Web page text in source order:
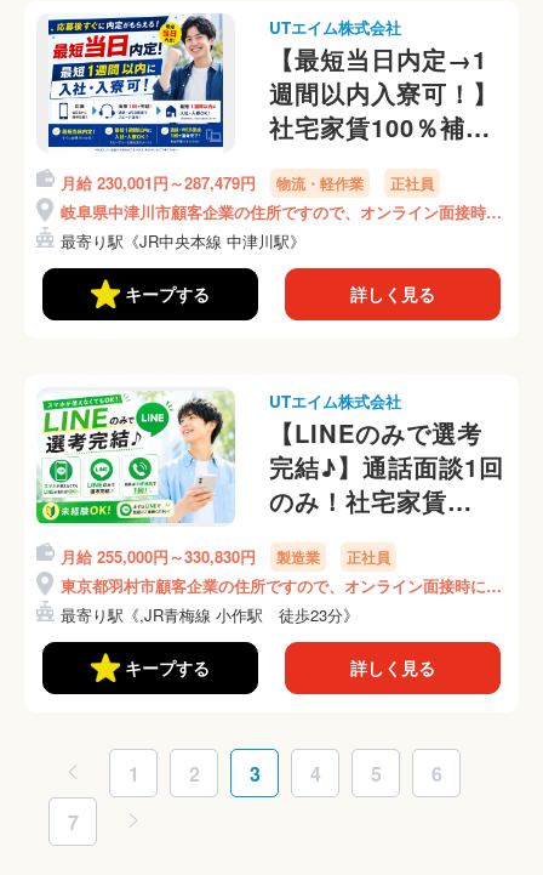
UTエイム株式会社
【最短当日内定→1
週間以内入寮可！】
社宅家賃100％補助
♪（1R個室アパー
ト）月収28万円可！
《ABJD2C》
月給 230,001円～287,479円 物流・軽作業 正社員
岐阜県中津川市顧客企業の住所ですので、オンライン面接時に
ご説明いたします！
最寄り駅《JR中央本線 中津川駅》
キープする 詳しく見る
UTエイム株式会社
【LINEのみで選考
完結♪】通話面談1回
のみ！社宅家賃
100％補助！月収33
万円可
♪《ALZB2C》
月給 255,000円～330,830円 製造業 正社員
東京都羽村市顧客企業の住所ですので、オンライン面接時にご
説明いたします！
最寄り駅《,JR青梅線 小作駅 徒歩23分》
キープする 詳しく見る
1 2 3 4 5
6
7